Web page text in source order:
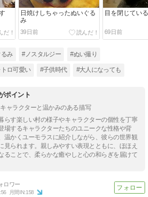
日焼けしちゃったぬいぐる
み
39日前
目を閉じてい
69日前
み #ノスタルジー #ぬい撮り
ロ可愛い #子供時代 #大人になっても
ポイント
ャラクターと温かみのある描写
らす楽しい村の様子やキャラクターの個性を丁寧
場するキャラクターたちのユニークな性格や背
温かくユーモラスに紹介しながら、彼らの世界観
見られます。親しみやすい表現とともに、ほほえ
ることで、柔らかな癒やしと心の和らぎを届けて
56 月間IN:158